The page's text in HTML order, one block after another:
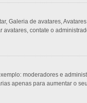
Galeria de avatares,
contate o
moderadores e
apenas para aumentar o